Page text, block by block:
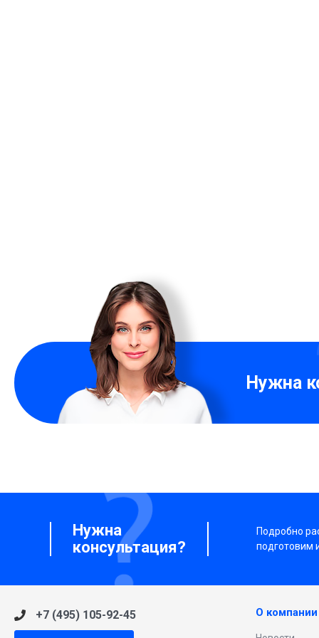
Нужна
Нужна
консультация?
Подробно
подготовим
+7 (495) 105-92-45 О компании